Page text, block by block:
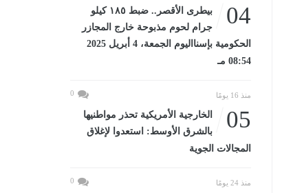
04
بيطرى الأقصر.. ضبط ١٨٥ كيلو
جرام لحوم مذبوحة خارج المجازر
الحكومية بإسنااليوم الجمعة، 4 أبريل 2025
08:54 مـ
منذ 16 يومًا 0
05
الخارجية الأمريكية تحذر مواطنيها
بالشرق الأوسط: استعدوا لإغلاق
المجالات الجوية
منذ 24 يومًا 0